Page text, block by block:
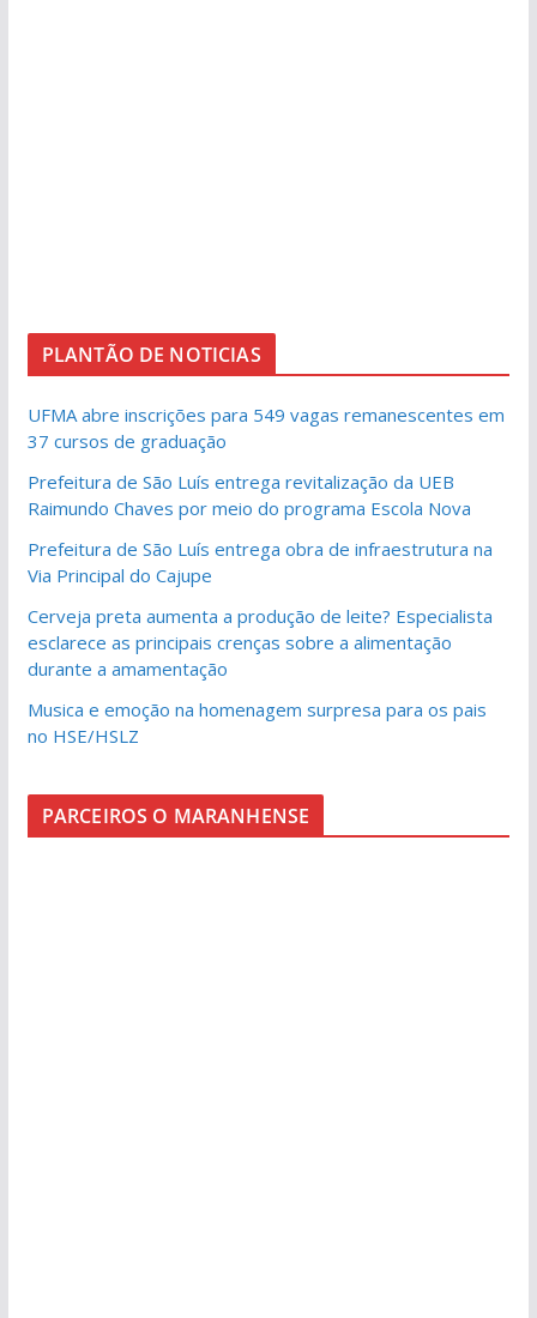
PLANTÃO DE NOTICIAS
UFMA abre inscrições para 549 vagas remanescentes em
37 cursos de graduação
Prefeitura de São Luís entrega revitalização da UEB
Raimundo Chaves por meio do programa Escola Nova
Prefeitura de São Luís entrega obra de infraestrutura na
Via Principal do Cajupe
Cerveja preta aumenta a produção de leite? Especialista
esclarece as principais crenças sobre a alimentação
durante a amamentação
Musica e emoção na homenagem surpresa para os pais
no HSE/HSLZ
PARCEIROS O MARANHENSE